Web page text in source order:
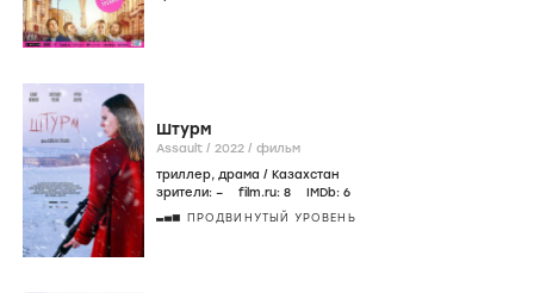
Штурм
Assault / 2022 / фильм
триллер, драма / Казахстан
зрители: – film.ru: 8 IMDb: 6
ПРОДВИНУТЫЙ УРОВЕНЬ